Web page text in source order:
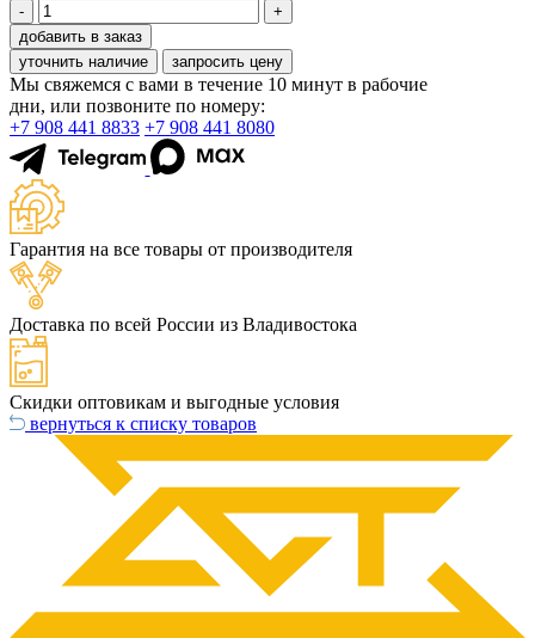
-
+
добавить в заказ
уточнить наличие
запросить цену
Мы свяжемся с вами в течение 10 минут в рабочие
дни, или позвоните по номеру:
+7 908 441 8833 +7 908 441 8080
Гарантия на все товары от производителя
Доставка по всей России из Владивостока
Скидки оптовикам и выгодные условия
вернуться к списку товаров